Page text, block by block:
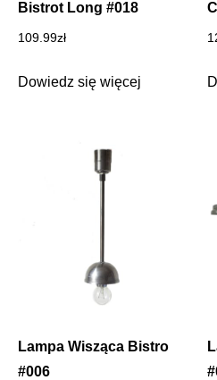
Bistrot Long #018
109.99zł
Dowiedz się więcej
Lampa Wisząca Bistro
#006